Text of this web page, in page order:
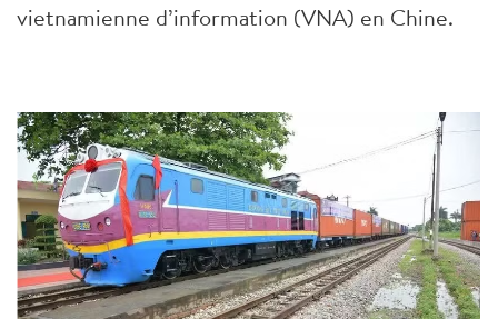
vietnamienne d’information (VNA) en Chine.